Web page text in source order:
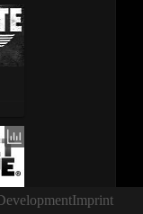
Imprint